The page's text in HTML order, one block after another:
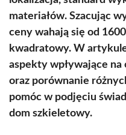
materiałów. Szacując
ceny wahają się od
kwadratowy. W
aspekty wpływające
oraz porównanie
pomóc w podjęciu
dom szkieletowy.